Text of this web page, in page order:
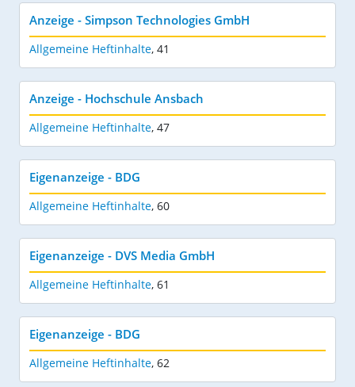
Anzeige - Simpson Technologies GmbH
Allgemeine Heftinhalte, 41
Anzeige - Hochschule Ansbach
Allgemeine Heftinhalte, 47
Eigenanzeige - BDG
Allgemeine Heftinhalte, 60
Eigenanzeige - DVS Media GmbH
Allgemeine Heftinhalte, 61
Eigenanzeige - BDG
Allgemeine Heftinhalte, 62